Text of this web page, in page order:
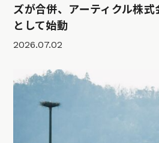
ズが合併、アーティクル株
として始動
2026.07.02